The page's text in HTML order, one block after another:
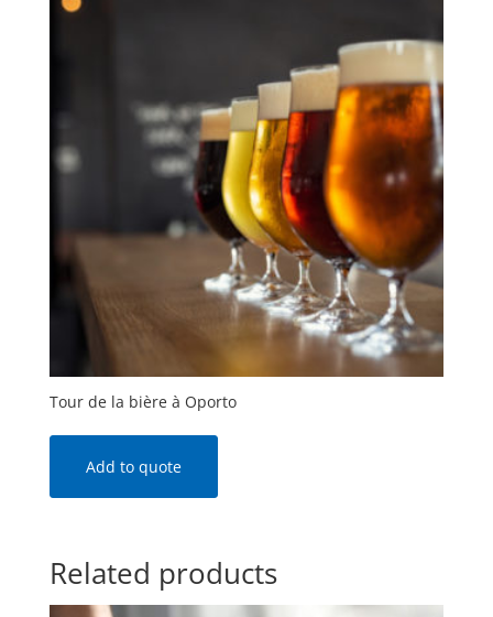
Tour de la bière à Oporto
Add to quote
Related products